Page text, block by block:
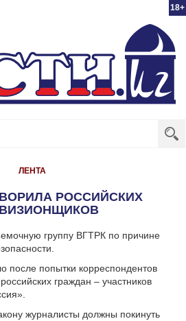
18+
ЛЕНТА
РОССИЙСКИХ
группу ВГТРК по причине
после попытки корреспондентов
граждан – участников
журналисты должны покинуть